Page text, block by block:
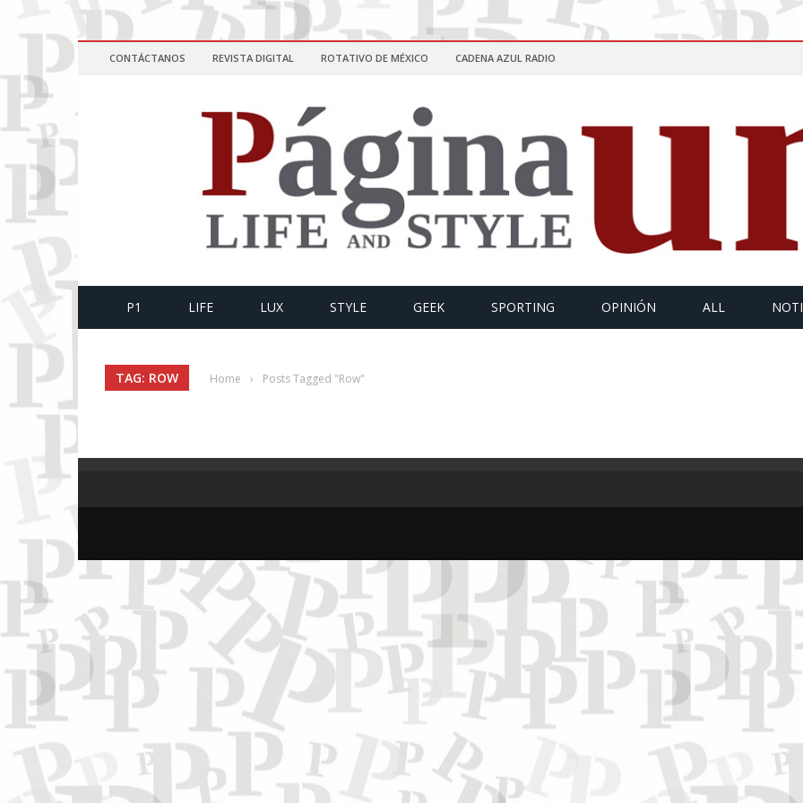
CONTÁCTANOS REVISTA DIGITAL ROTATIVO DE MÉXICO CADENA AZUL RADIO
P1 LIFE LUX STYLE GEEK SPORTING OPINIÓN ALL
TAG: ROW Home › Posts Tagged "Row"